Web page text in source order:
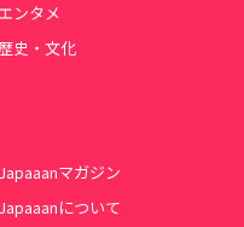
エンタメ
史・文化
Japaaanマガジン
Japaaanについて